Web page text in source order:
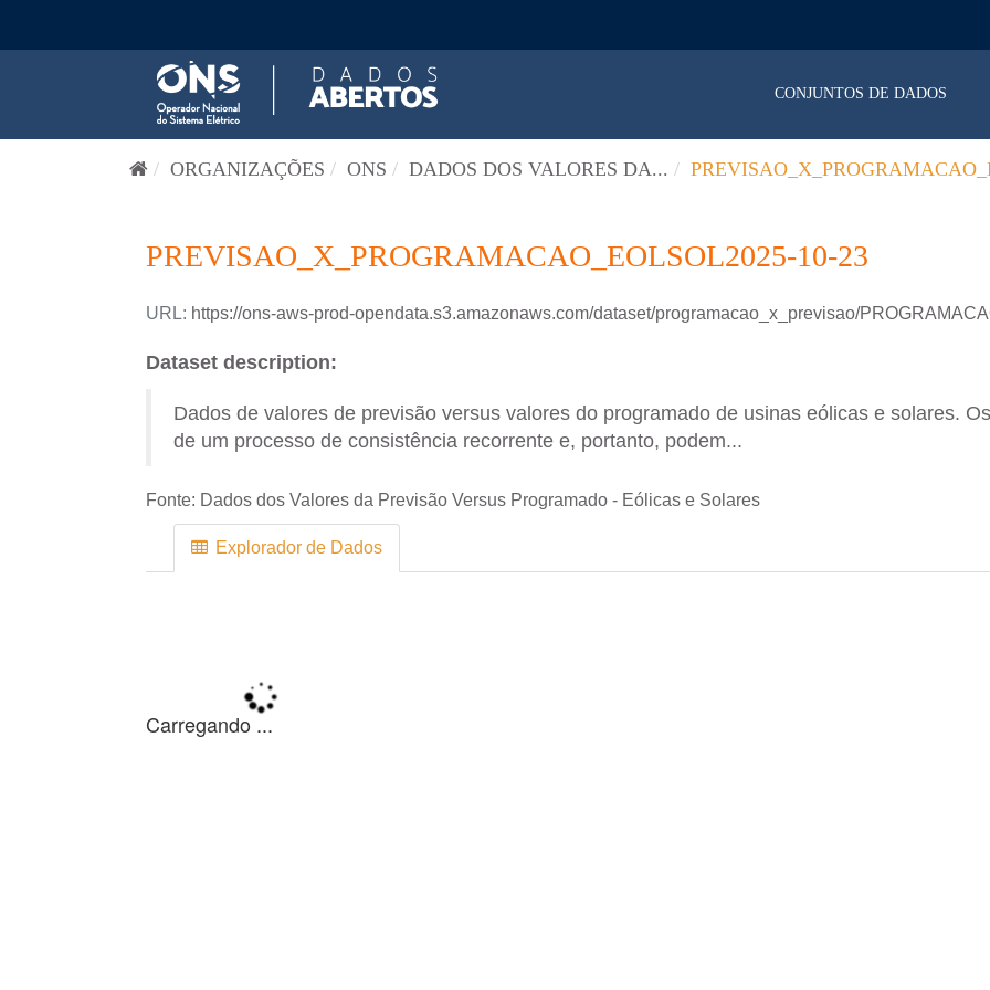
CONJUNTOS DE DADOS
ORGANIZAÇÕES ONS DADOS DOS VALORES DA...
PREVISAO_X_PROGRAMACAO_EOLSOL2025-10-23
URL: https://ons-aws-prod-opendata.s3.amazonaws.com/dataset/programacao_x_previsao/
Dataset description:
Dados de valores de previsão versus valores do programado de usinas eólicas e solares.
de um processo de consistência recorrente e, portanto, podem...
Fonte: Dados dos Valores da Previsão Versus Programado - Eólicas e Solares
Explorador de Dados